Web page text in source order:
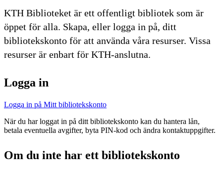
KTH Biblioteket är ett offentligt bibliotek som är
öppet för alla. Skapa, eller logga in på, ditt
bibliotekskonto för att använda våra resurser. Vissa
resurser är enbart för KTH-anslutna.
Logga in
Logga in på Mitt bibliotekskonto
När du har loggat in på ditt bibliotekskonto kan du hantera lån,
betala eventuella avgifter, byta PIN-kod och ändra kontaktuppgifter.
Om du inte har ett bibliotekskonto